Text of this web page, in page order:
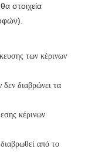
στοιχεία
των κέρινων
δεν διαβρώνει τα
κέρινων
από το